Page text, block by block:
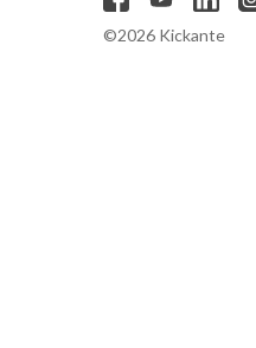
©2026 Kickante